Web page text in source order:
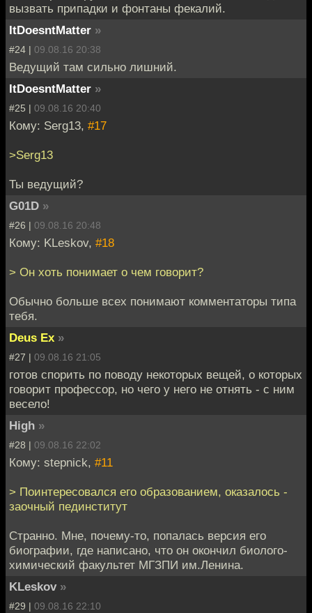
вызвать припадки и фонтаны фекалий.
ItDoesntMatter »
#24 | 09.08.16 20:38
Ведущий там сильно лишний.
ItDoesntMatter »
#25 | 09.08.16 20:40
Кому: Serg13, #17
>Serg13
Ты ведущий?
G01D »
#26 | 09.08.16 20:48
Кому: KLeskov, #18
> Он хоть понимает о чем говорит?
Обычно больше всех понимают комментаторы типа
тебя.
Deus Ex »
#27 | 09.08.16 21:05
готов спорить по поводу некоторых вещей, о которых
говорит профессор, но чего у него не отнять - с ним
весело!
High »
#28 | 09.08.16 22:02
Кому: stepnick, #11
> Поинтересовался его образованием, оказалось -
заочный пединститут
Странно. Мне, почему-то, попалась версия его
биографии, где написано, что он окончил биолого-
химический факультет МГЗПИ им.Ленина.
KLeskov »
#29 | 09.08.16 22:10